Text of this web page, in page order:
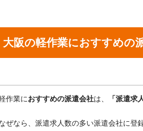
大阪の軽作業におすすめの
作業におすすめの派遣会社は、 「派遣求
ぜなら、派遣求人数の多い派遣会社に登